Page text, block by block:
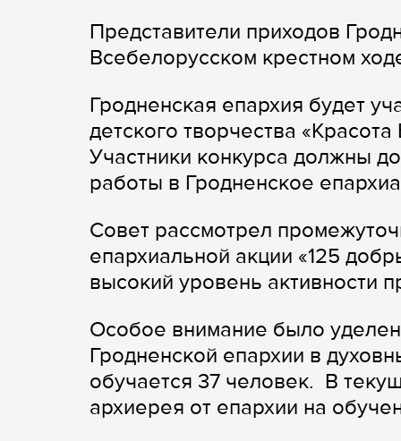
Представители приходов
Всебелорусском крестном
Гродненская епархия будет
детского творчества
Участники конкурса должны
работы в Гродненское
Совет рассмотрел
епархиальной акции «125
высокий уровень активности
Особое внимание было
Гродненской епархии в
обучается 37 человек. В
архиерея от епархии на